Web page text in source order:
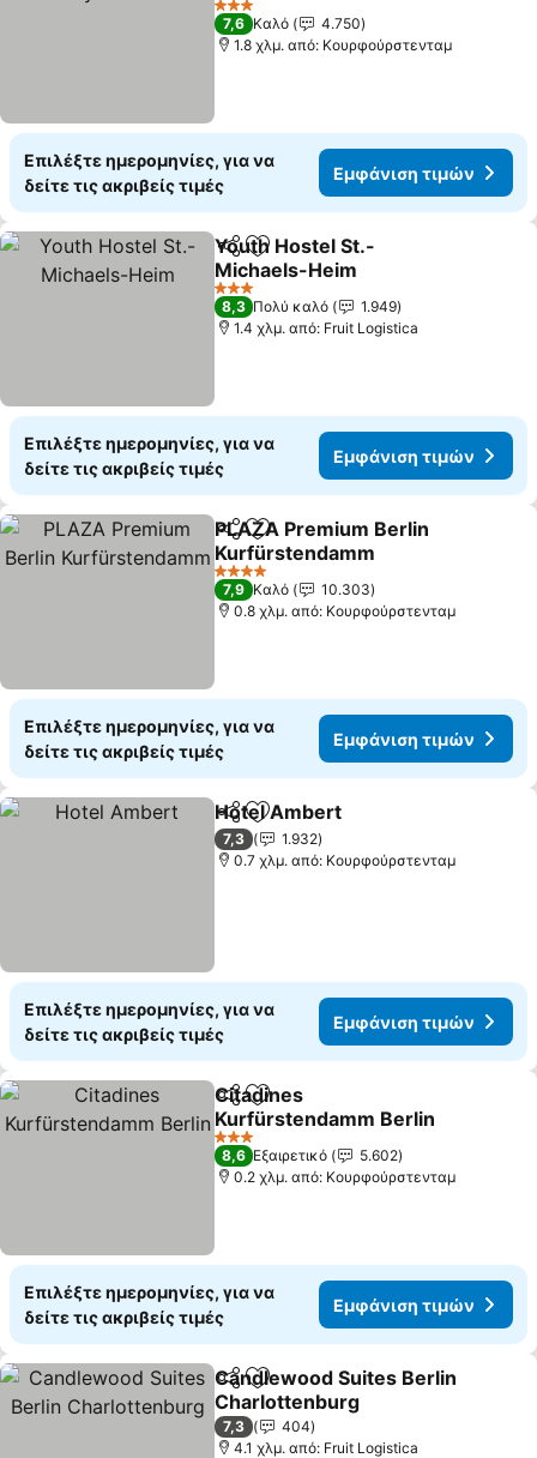
3 Αστέρια
7,6 Καλό
4.750
1.8 χλμ. από: Κουρφούρστενταμ
Επιλέξτε ημερομηνίες, για να
δείτε τις ακριβείς τιμές
Εμφάνιση τιμών
Κοινοποίηση
Προσθήκη στα αγαπημένα
Youth Hostel St.-
Michaels-Heim
3 Αστέρια
8,3 Πολύ καλό
1.949
1.4 χλμ. από: Fruit Logistica
Επιλέξτε ημερομηνίες, για να
δείτε τις ακριβείς τιμές
Εμφάνιση τιμών
Κοινοποίηση
Προσθήκη στα αγαπημένα
PLAZA Premium Berlin
Kurfürstendamm
4 Αστέρια
7,9 Καλό
10.303
0.8 χλμ. από: Κουρφούρστενταμ
Επιλέξτε ημερομηνίες, για να
δείτε τις ακριβείς τιμές
Εμφάνιση τιμών
Κοινοποίηση
Προσθήκη στα αγαπημένα
Hotel Ambert
7,3
1.932
0.7 χλμ. από: Κουρφούρστενταμ
Επιλέξτε ημερομηνίες, για να
δείτε τις ακριβείς τιμές
Εμφάνιση τιμών
Κοινοποίηση
Προσθήκη στα αγαπημένα
Citadines
Kurfürstendamm Berlin
3 Αστέρια
8,6 Εξαιρετικό
5.602
0.2 χλμ. από: Κουρφούρστενταμ
Επιλέξτε ημερομηνίες, για να
δείτε τις ακριβείς τιμές
Εμφάνιση τιμών
Κοινοποίηση
Προσθήκη στα αγαπημένα
Candlewood Suites Berlin
Charlottenburg
7,3
404
4.1 χλμ. από: Fruit Logistica